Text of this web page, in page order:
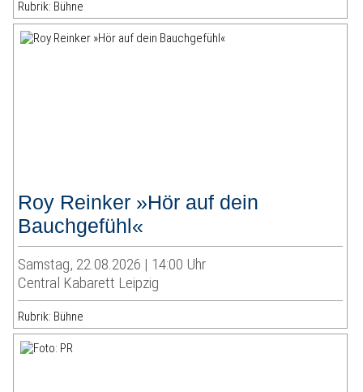
Rubrik: Bühne
Roy Reinker »Hör auf dein
Bauchgefühl«
Samstag, 22.08.2026 | 14:00 Uhr
Central Kabarett Leipzig
Rubrik: Bühne